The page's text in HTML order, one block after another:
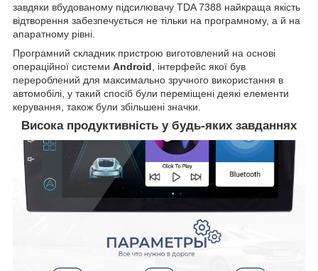
завдяки вбудованому підсилювачу TDA 7388 найкраща якість
відтворення забезпечується не тільки на програмному, а й на
апаратному рівні.
Програмний складник пристрою виготовлений на основі
операційної системи Android , інтерфейс якої був
перероблений для максимально зручного використання в
автомобілі, у такий спосіб були переміщені деякі елементи
керування, також були збільшені значки.
Висока продуктивність у будь-яких завданнях